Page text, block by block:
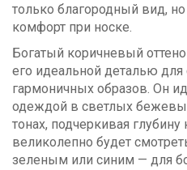
только благородный вид,
комфорт при носке.
Богатый коричневый
его идеальной деталью
гармоничных образов. Он
одеждой в светлых
тонах, подчеркивая
великолепно будет
зеленым или синим — для